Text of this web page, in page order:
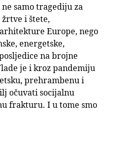
samo tragediju za
i štete,
Europe, nego
energetske,
na brojne
je i kroz pandemiju
prehrambenu i
očuvati socijalnu
frakturu. I u tome smo